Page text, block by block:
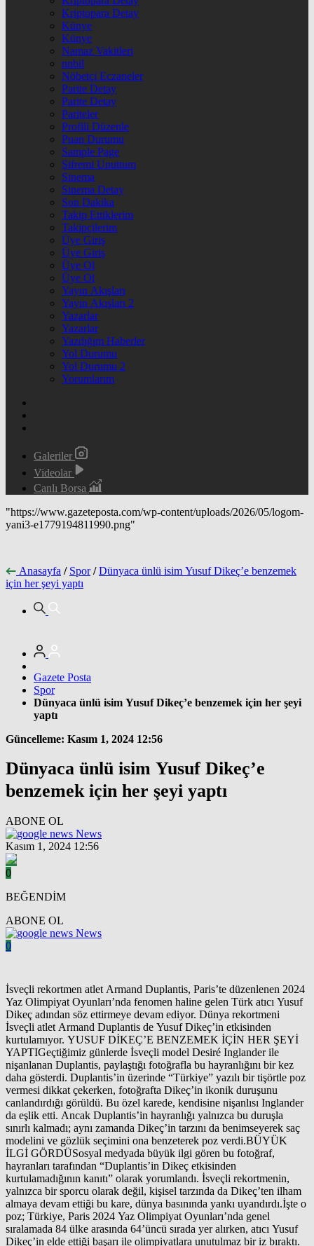
Kriptopara Detay
Künye
Künye
Namaz Vakitleri
nnbil
Nöbetçi Eczaneler
Parite Detay
Parite Detay
Pariteler
Profili Düzenle
Puan Durumu
Sample Page
Şifremi Unuttum
Sinema
Sinema Detay
Son Dakika
Takip Ettiklerim
Takipçilerim
Üye Giriş
Üye Giriş
Üye Ol
Üye Ol
Yayın Akışları
Yayın Akışları 2
Yazarlar
Yazarlar
Yazdığım Haberler
Yol Durumu
Yol Durumu 2
Yorumlarım
Galeriler
Videolar
Canlı Borsa
"https://www.gazeteposta.com/wp-content/uploads/2026/05/logom-
yani3-e1779194811990.png"
Anasayfa / Spor / Dünyaca ünlü isim Yusuf Dikeç’e benzemek
için her şeyi yaptı
Gazete Posta
Spor
Dünyaca ünlü isim Yusuf Dikeç’e benzemek için her şeyi
yaptı
Güncelleme: Kasım 1, 2024 12:56
Dünyaca ünlü isim Yusuf Dikeç’e
benzemek için her şeyi yaptı
ABONE OL
News
Kasım 1, 2024 12:56
0
BEĞENDİM
ABONE OL
News
0
İsveçli rekortmen atlet Armand Duplantis, Paris’te düzenlenen 2024
Yaz Olimpiyat Oyunları’nda fenomen haline gelen Türk atıcı Yusuf
Dikeç adından söz ettirmeye devam ediyor. Dünya rekortmeni
İsveçli atlet Armand Duplantis de Yusuf Dikeç’in etkisinden
kurtulamıyor. YUSUF DİKEÇ’E BENZEMEK İÇİN HER ŞEYİ
YAPTIGeçtiğimiz günlerde İsveçli model Desiré Inglander ile
nişanlanan Duplantis, paylaştığı fotoğrafla bu hayranlığını bir kez
daha gösterdi. Duplantis’in üzerinde “Türkiye” yazılı bir tişörtle poz
vermesi dikkat çekerken, fotoğrafta Dikeç’in ikonik duruşunu
canlandırdığı görüldü. Bu özel karede, kendisine nişanlısı Inglander
da eşlik etti. Ancak Duplantis’in hayranlığı yalnızca bu duruşla
sınırlı kalmadı; aynı zamanda Dikeç’in tarzını da benimseyerek saç
modelini ve gözlük seçimini ona benzeterek poz verdi.BÜYÜK
İLGİ GÖRDÜSosyal medyada büyük ilgi gören bu fotoğraf,
hayranları tarafından “Duplantis’in Dikeç etkisinden
kurtulamadığının kanıtı” olarak yorumlandı. İsveçli rekortmenin,
yalnızca bir sporcu olarak değil, kişisel tarzında da Dikeç’ten ilham
almaya devam ettiği bu kare, dünya basınında yankı uyandırdı.İşte o
poz; Türkiye, Paris 2024 Yaz Olimpiyat Oyunları’nda genel
sıralamada 84 ülke arasında 64’üncü sırada yer alırken, atıcı Yusuf
Dikeç’in elde ettiği başarı ile olimpiyatlara unutulmaz bir iz bıraktı.